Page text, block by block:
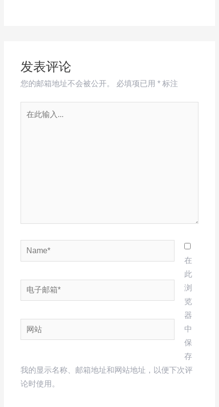
发表评论
您的邮箱地址不会被公开。 必填项已用 *标注
Name*
电
子
箱
*
网
站
在
此
浏
览
器
中
保
存
我的显示名称、邮箱地址和网站地址，以便下次评
论时使用。